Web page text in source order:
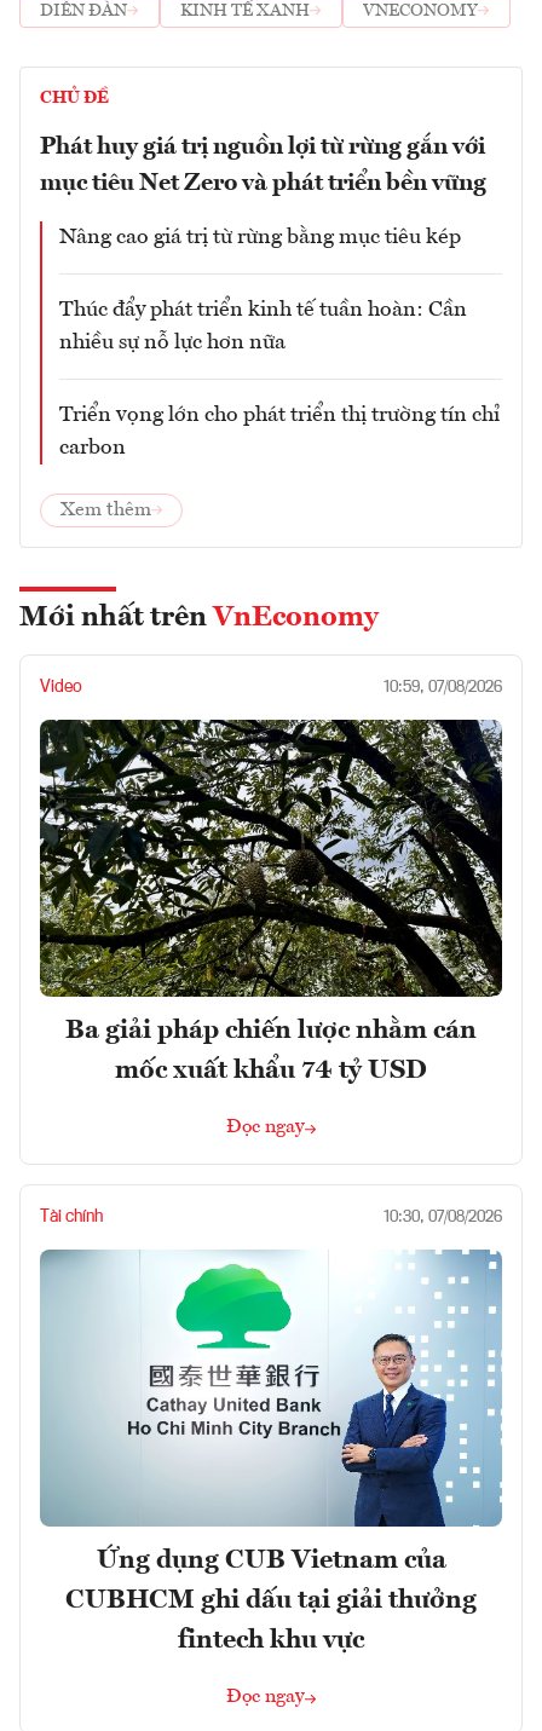
DIỄN ĐÀN
KINH TẾ XANH VNECONOMY
CHỦ ĐỀ
Phát huy giá trị nguồn lợi từ rừng gắn với
mục tiêu Net Zero và phát triển bền vững
Nâng cao giá trị từ rừng bằng mục tiêu kép
Thúc đẩy phát triển kinh tế tuần hoàn: Cần
nhiều sự nỗ lực hơn nữa
Triển vọng lớn cho phát triển thị trường tín chỉ
carbon
Xem thêm
Mới nhất trên VnEconomy
Video 10:59, 07/08/2026
Ba giải pháp chiến lược nhằm cán
mốc xuất khẩu 74 tỷ USD
Đọc ngay
Tài chính 10:30, 07/08/2026
Ứng dụng CUB Vietnam của
CUBHCM ghi dấu tại giải thưởng
fintech khu vực
Đọc ngay